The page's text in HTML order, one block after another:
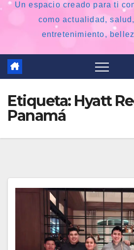
Un espacio creado para ti
como actualidad,
entretenimiento,
Etiqueta: Hyatt
Panamá